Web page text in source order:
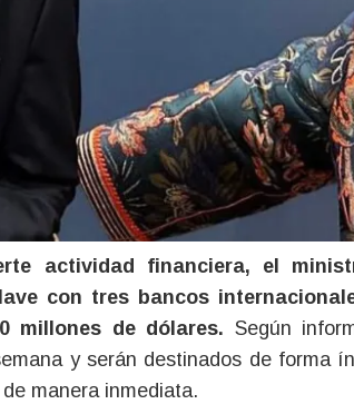
con tres bancos
millones de dólares. Según
y serán destinados de forma
manera inmediata.